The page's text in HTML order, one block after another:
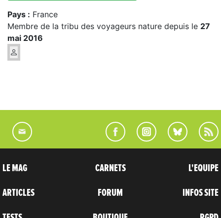
Pays : France
Membre de la tribu des voyageurs nature depuis le 27
mai 2016
LE MAG
ARTICLES
CARNETS
FORUM
L'EQUIPE
INFOS SITE